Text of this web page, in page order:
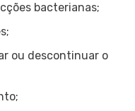
bacterianas;
ou descontinuar o